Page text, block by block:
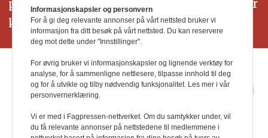
plakatens regler for god presseskikk. Her
kan du lese mer omPFUsarbeid.
Informasjonskapsler og personvern
For å gi deg relevante annonser på vårt nettsted bruker vi
informasjon fra ditt besøk på vårt nettsted. Du kan reservere
deg mot dette under "Innstillinger".
For øvrig bruker vi informasjonskapsler og lignende verktøy for
analyse, for å sammenligne nettlesere, tilpasse innhold til deg
og for å utvikle og tilby nødvendig funksjonalitet. Les mer i vår
personvernerklæring.
Vi er med i Fagpressen-nettverket. Om du samtykker under, vil
du få relevante annonser på nettstedene til medlemmene i